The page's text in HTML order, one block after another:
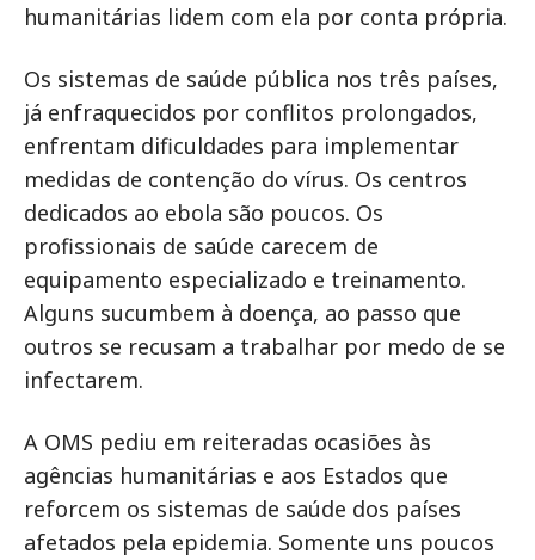
humanitárias lidem com ela por conta própria.
Os sistemas de saúde pública nos três países,
já enfraquecidos por conflitos prolongados,
enfrentam dificuldades para implementar
medidas de contenção do vírus. Os centros
dedicados ao ebola são poucos. Os
profissionais de saúde carecem de
equipamento especializado e treinamento.
Alguns sucumbem à doença, ao passo que
outros se recusam a trabalhar por medo de se
infectarem.
A OMS pediu em reiteradas ocasiões às
agências humanitárias e aos Estados que
reforcem os sistemas de saúde dos países
afetados pela epidemia. Somente uns poucos